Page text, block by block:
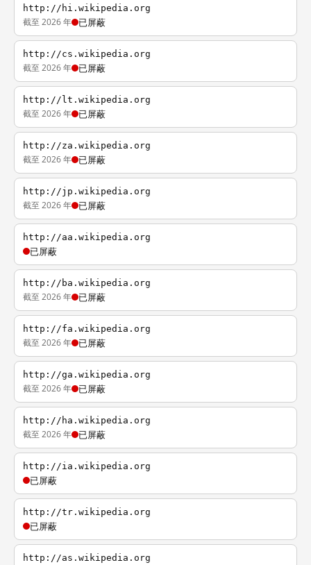
http://hi.wikipedia.org
截至 2026 年 已屏蔽
http://cs.wikipedia.org
截至 2026 年 已屏蔽
http://lt.wikipedia.org
截至 2026 年 已屏蔽
http://za.wikipedia.org
截至 2026 年 已屏蔽
http://jp.wikipedia.org
截至 2026 年 已屏蔽
http://aa.wikipedia.org
已屏蔽
http://ba.wikipedia.org
截至 2026 年 已屏蔽
http://fa.wikipedia.org
截至 2026 年 已屏蔽
http://ga.wikipedia.org
截至 2026 年 已屏蔽
http://ha.wikipedia.org
截至 2026 年 已屏蔽
http://ia.wikipedia.org
已屏蔽
http://tr.wikipedia.org
已屏蔽
http://as.wikipedia.org